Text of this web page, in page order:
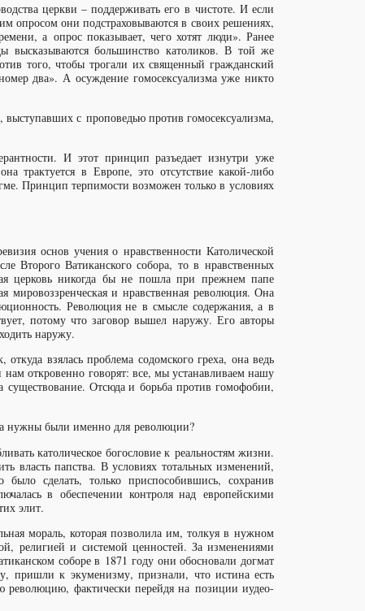
церкви – поддерживать его в чистоте. И если
опросом они подстраховываются в своих решениях,
а опрос показывает, чего хотят люди». Ранее
высказываются большинство католиков. В той же
того, чтобы трогали их священный гражданский
два». А осуждение гомосексуализма уже никто
с проповедью против гомосексуализма,
И этот принцип разъедает изнутри уже
трактуется в Европе, это отсутствие какой-либо
Принцип терпимости возможен только в условиях
основ учения о нравственности Католической
Второго Ватиканского собора, то в нравственных
церковь никогда бы не пошла при прежнем папе
мировоззренческая и нравственная революция. Она
Революция не в смысле содержания, а в
потому что заговор вышел наружу. Его авторы
наружу.
взялась проблема содомского греха, она ведь
откровенно говорят: все, мы устанавливаем нашу
существование. Отсюда и борьба против гомофобии,
нужны были именно для революции?
католическое богословие к реальностям жизни.
власть папства. В условиях тотальных изменений,
сделать, только приспособившись, сохранив
в обеспечении контроля над европейскими
элит.
мораль, которая позволила им, толкуя в нужном
религией и системой ценностей. За изменениями
соборе в 1871 году они обосновали догмат
пришли к экуменизму, признали, что истина есть
революцию, фактически перейдя на позиции иудео-